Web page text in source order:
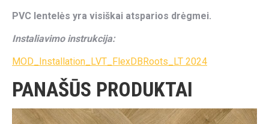
PVC lentelės yra visiškai atsparios drėgmei.
Instaliavimo instrukcija:
MOD_Installation_LVT_FlexDBRoots_LT 2024
PANAŠŪS PRODUKTAI